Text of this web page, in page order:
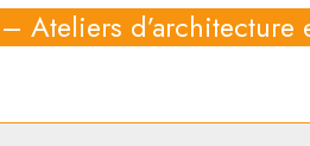
Ateliers d’architecture